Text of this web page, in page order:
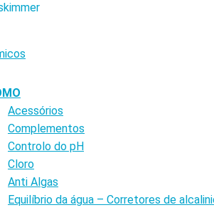
Acessórios
Complementos
Controlo do pH
Cloro
Anti Algas
Equilíbrio da água – Corretores de